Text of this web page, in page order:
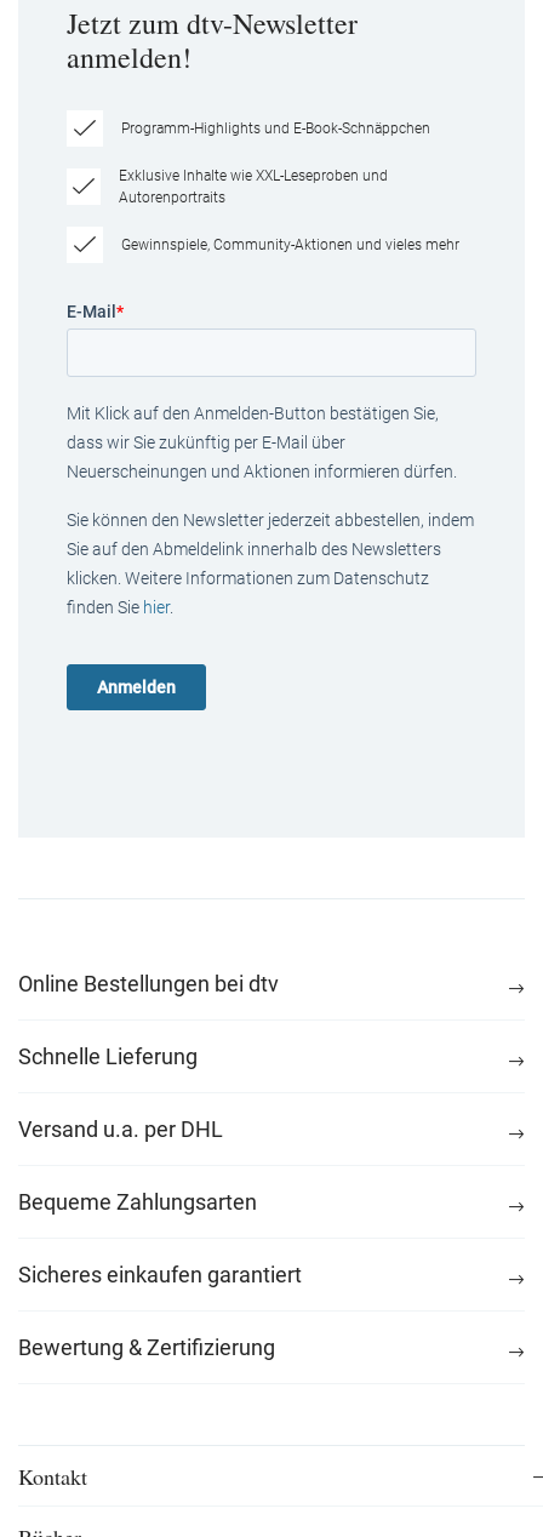
Jetzt zum dtv-Newsletter
anmelden!
Programm-Highlights und E-Book-Schnäppchen
Exklusive Inhalte wie XXL-Leseproben und
Autorenportraits
Gewinnspiele, Community-Aktionen und vieles mehr
E-Mail *
Mit Klick auf den Anmelden-Button bestätigen Sie,
dass wir Sie zukünftig per E-Mail über
Neuerscheinungen und Aktionen informieren dürfen.
Sie können den Newsletter jederzeit abbestellen, indem
Sie auf den Abmeldelink innerhalb des Newsletters
klicken. Weitere Informationen zum Datenschutz
finden Sie hier.
Online Bestellungen bei dtv
Schnelle Lieferung
Versand u.a. per DHL
Bequeme Zahlungsarten
Sicheres einkaufen garantiert
Bewertung & Zertifizierung
Kontakt